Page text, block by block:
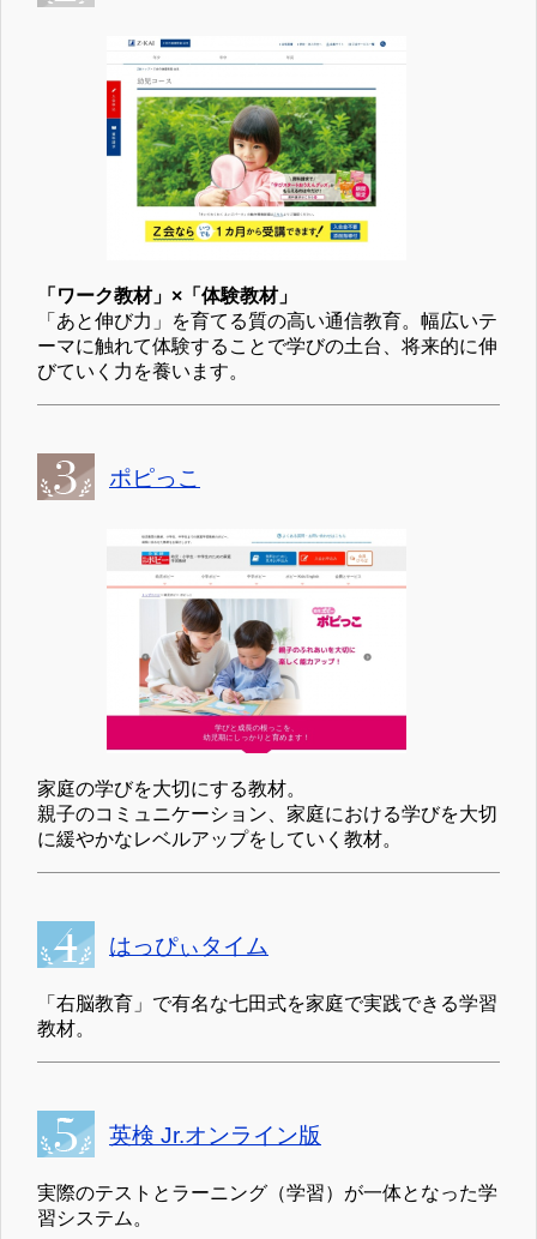
「ワーク教材」×「体験教材」
「あと伸び力」を育てる質の高い通信教育。幅広いテ
ーマに触れて体験することで学びの土台、将来的に伸
びていく力を養います。
ポピっこ
家庭の学びを大切にする教材。
親子のコミュニケーション、家庭における学びを大切
に緩やかなレベルアップをしていく教材。
はっぴぃタイム
「右脳教育」で有名な七田式を家庭で実践できる学習
教材。
英検 Jr.オンライン版
実際のテストとラーニング（学習）が一体となった学
習システム。